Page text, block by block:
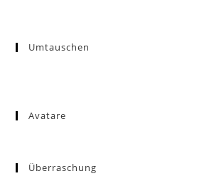
Umtauschen
Avatare
Überraschung